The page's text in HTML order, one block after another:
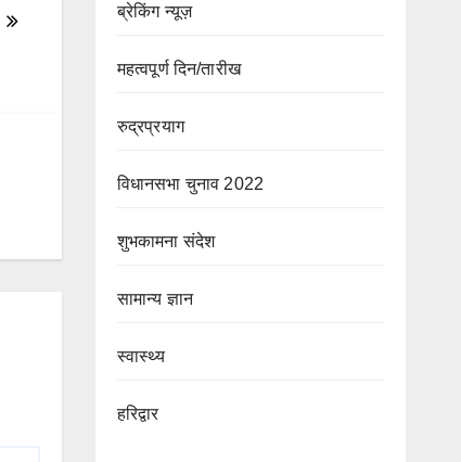
ब्रेकिंग न्यूज़
महत्वपूर्ण दिन/तारीख
रुद्रप्रयाग
विधानसभा चुनाव 2022
शुभकामना संदेश
सामान्य ज्ञान
स्वास्थ्य
हरिद्वार